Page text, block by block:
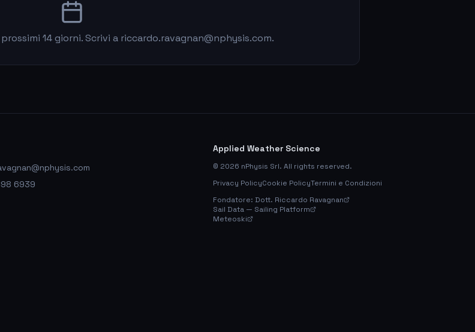
14 giorni. Scrivi a riccardo.ravagnan@nphysis.com.
6939
Applied Weather Science
© 2026 nPhysis Srl. All rights reserved.
Privacy PolicyCookie PolicyTermini e Condizioni
Fondatore: Dott. Riccardo Ravagnan
Sail Data — Sailing Platform
Meteoski